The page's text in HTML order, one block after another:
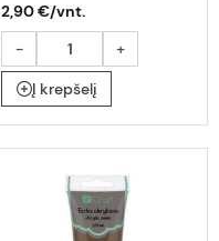
2,90 €/vnt.
-
+
Į krepšelį